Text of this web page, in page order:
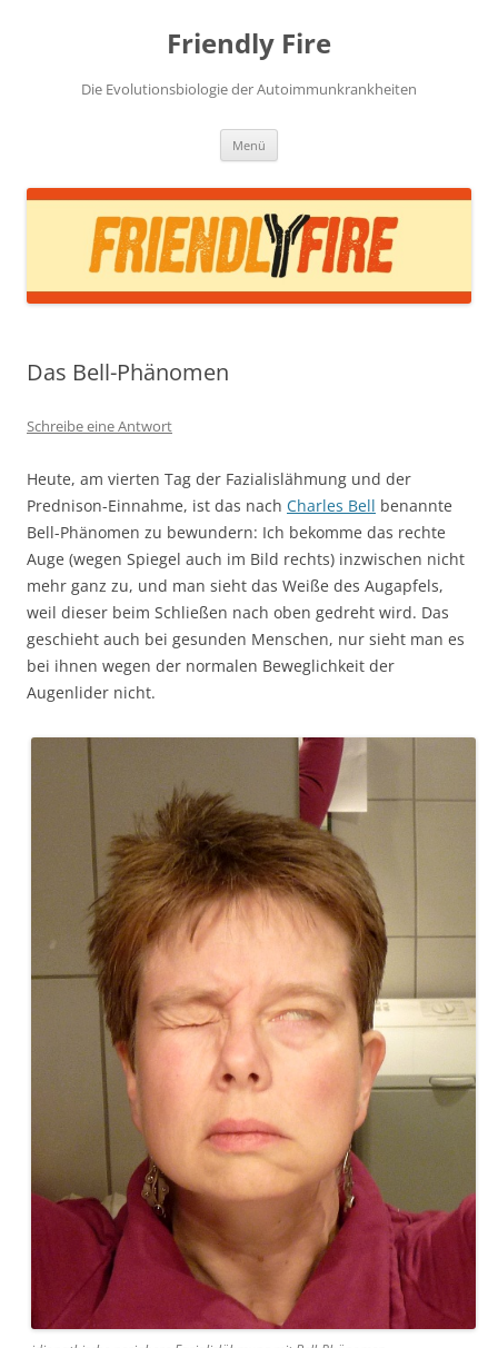
Friendly Fire
Die Evolutionsbiologie der Autoimmunkrankheiten
Menü
Das Bell-Phänomen
Schreibe eine Antwort
Heute, am vierten Tag der Fazialislähmung und der
Prednison-Einnahme, ist das nach Charles Bell benannte
Bell-Phänomen zu bewundern: Ich bekomme das rechte
Auge (wegen Spiegel auch im Bild rechts) inzwischen nicht
mehr ganz zu, und man sieht das Weiße des Augapfels,
weil dieser beim Schließen nach oben gedreht wird. Das
geschieht auch bei gesunden Menschen, nur sieht man es
bei ihnen wegen der normalen Beweglichkeit der
Augenlider nicht.